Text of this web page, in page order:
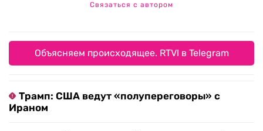
Связаться с автором
Объясняем происходящее. RTVI в Telegram
Трамп: США ведут «полупереговоры» с
Ираном